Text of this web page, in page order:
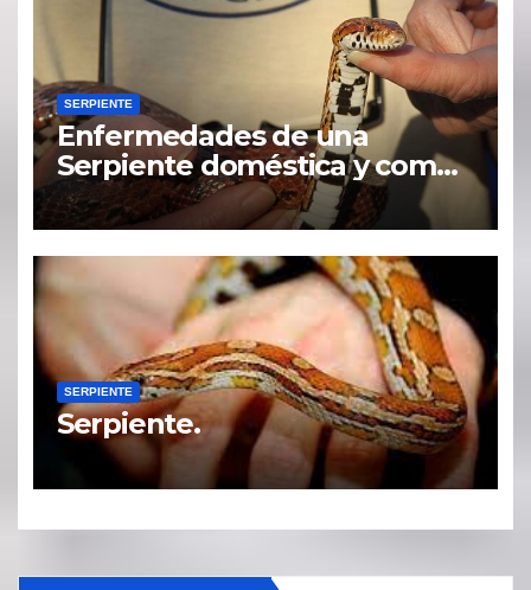
SERPIENTE
Enfermedades de una
Serpiente doméstica y como
detectarlas.
SERPIENTE
Serpiente.